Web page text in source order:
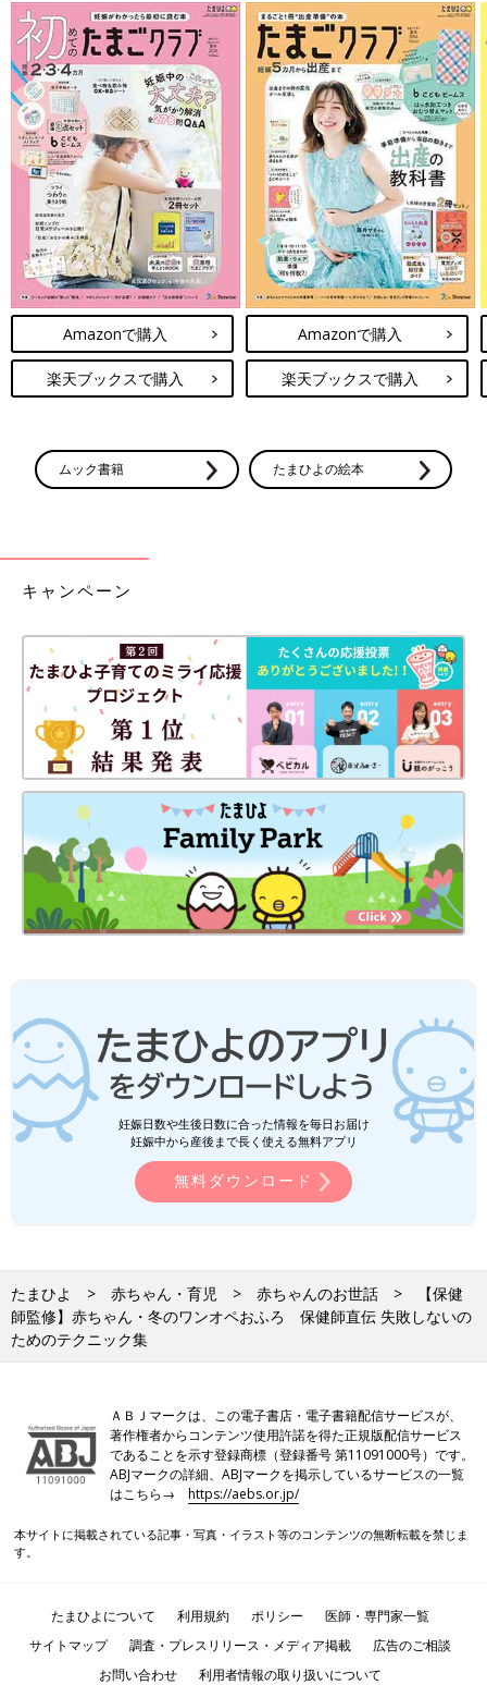
Amazonで購入
楽天ブックスで購入
Amazonで購入
楽天ブックスで購入
ムック書籍 たまひよの絵本
キャンペーン
妊娠日数や生後日数に合った情報を毎日お届け
妊娠中から産後まで長く使える無料アプリ
無料ダウンロード
たまひよ 赤ちゃん・育児 赤ちゃんのお世話
【保健
師監修】赤ちゃん・冬のワンオペおふろ 保健師直伝 失敗しないの
ためのテクニック集
ＡＢＪマークは、この電子書店・電子書籍配信サービスが、
著作権者からコンテンツ使用許諾を得た正規版配信サービス
であることを示す登録商標（登録番号 第11091000号）です。
ABJマークの詳細、ABJマークを掲示しているサービスの一覧
はこちら→https://aebs.or.jp/
本サイトに掲載されている記事・写真・イラスト等のコンテンツの無断転載を禁じま
す。
たまひよについて 利用規約 ポリシー
医師・専門家一覧
サイトマップ
調査・プレスリリース・メディア掲載
広告のご相談
お問い合わせ
利用者情報の取り扱いについて